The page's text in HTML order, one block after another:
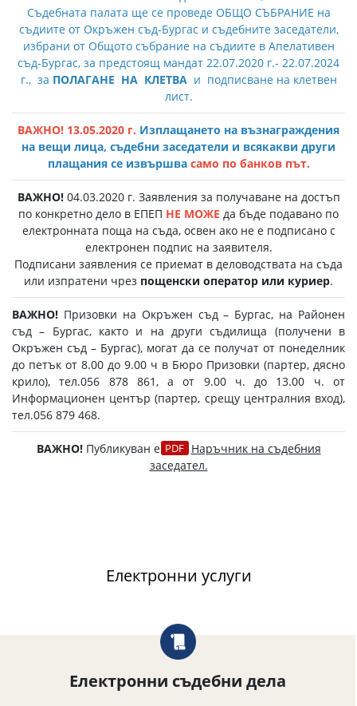
Съдебната палата ще се проведе ОБЩО СЪБРАНИЕ на
съдиите от Окръжен съд-Бургас и съдебните заседатели,
избрани от Общото събрание на съдиите в Апелативен
съд-Бургас, за предстоящ мандат 22.07.2020 г.- 22.07.2024
г., за ПОЛАГАНЕ НА КЛЕТВАи подписване на клетвен
лист.
ВАЖНО! 13.05.2020 г. Изплащането на възнаграждения
на вещи лица, съдебни заседатели и всякакви други
плащания се извършва само по банков път.
ВАЖНО! 04.03.2020 г. Заявления за получаване на достъп
по конкретно дело в ЕПЕП НЕ МОЖЕ да бъде подавано по
електронната поща на съда, освен ако не е подписано с
електронен подпис на заявителя.
Подписани заявления се приемат в деловодствата на съда
или изпратени чрез пощенски оператор или куриер.
ВАЖНО! Призовки на Окръжен съд – Бургас, на Районен
съд – Бургас, както и на други съдилища (получени в
Окръжен съд – Бургас), могат да се получат от понеделник
до петък от 8.00 до 9.00 ч в Бюро Призовки (партер, дясно
крило), тел.056 878 861, а от 9.00 ч. до 13.00 ч. от
Информационен център (партер, срещу централния вход),
тел.056 879 468.
ВАЖНО! Публикуван е
Наръчник на съдебния
заседател.
Електронни услуги
Електронни съдебни дела